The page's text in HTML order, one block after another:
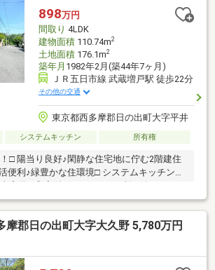
住宅ローン等についてもご相談可能！《ご
お気軽にご連絡・ご相談下さい♪》
898万円
間取り 4LDK
建物面積110.74m2
土地面積176.1m2
築年月 1982年2月(築44年7ヶ月)
ＪＲ五日市線 武蔵増戸駅 徒歩22分
その他の交通
東京都西多摩郡日の出町大字平井
システムキッチン 所有権
□ 陽当り良好♪閑静な住宅地に佇む2階建住
便利♪緑豊かな住環境□ システムキッチン＆
地で落ち着いた暮らしを実現
摩郡日の出町大字大久野 5,780万円